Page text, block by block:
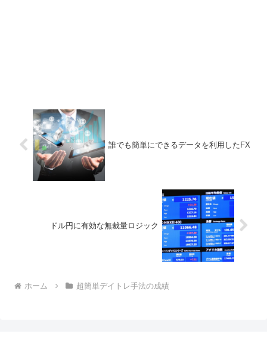
誰でも簡単にできるデータを利用したFX
ドル円に有効な無裁量ロジック
ホーム 超簡単デイトレ手法の成績